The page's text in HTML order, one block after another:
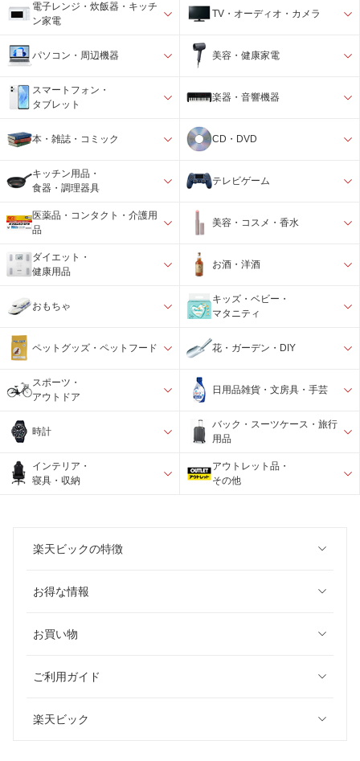
電子レンジ・炊飯器・キッチ
ン家電
TV・オーディオ・カメラ
パソコン・周辺機器 美容・健康家電
スマートフォン・
タブレット
楽器・音響機器
本・雑誌・コミック CD・DVD
キッチン用品・
食器・調理器具
テレビゲーム
医薬品・コンタクト・介護用
品
美容・コスメ・香水
ダイエット・
健康用品
お酒・洋酒
おもちゃ
キッズ・ベビー・
マタニティ
ペットグッズ・ペットフード 花・ガーデン・DIY
スポーツ・
アウトドア
日用品雑貨・文房具・手芸
時計
バック・スーツケース・旅行
用品
インテリア・
寝具・収納
アウトレット品・
その他
楽天ビックの特徴
お得な情報
お買い物
ご利用ガイド
楽天ビック